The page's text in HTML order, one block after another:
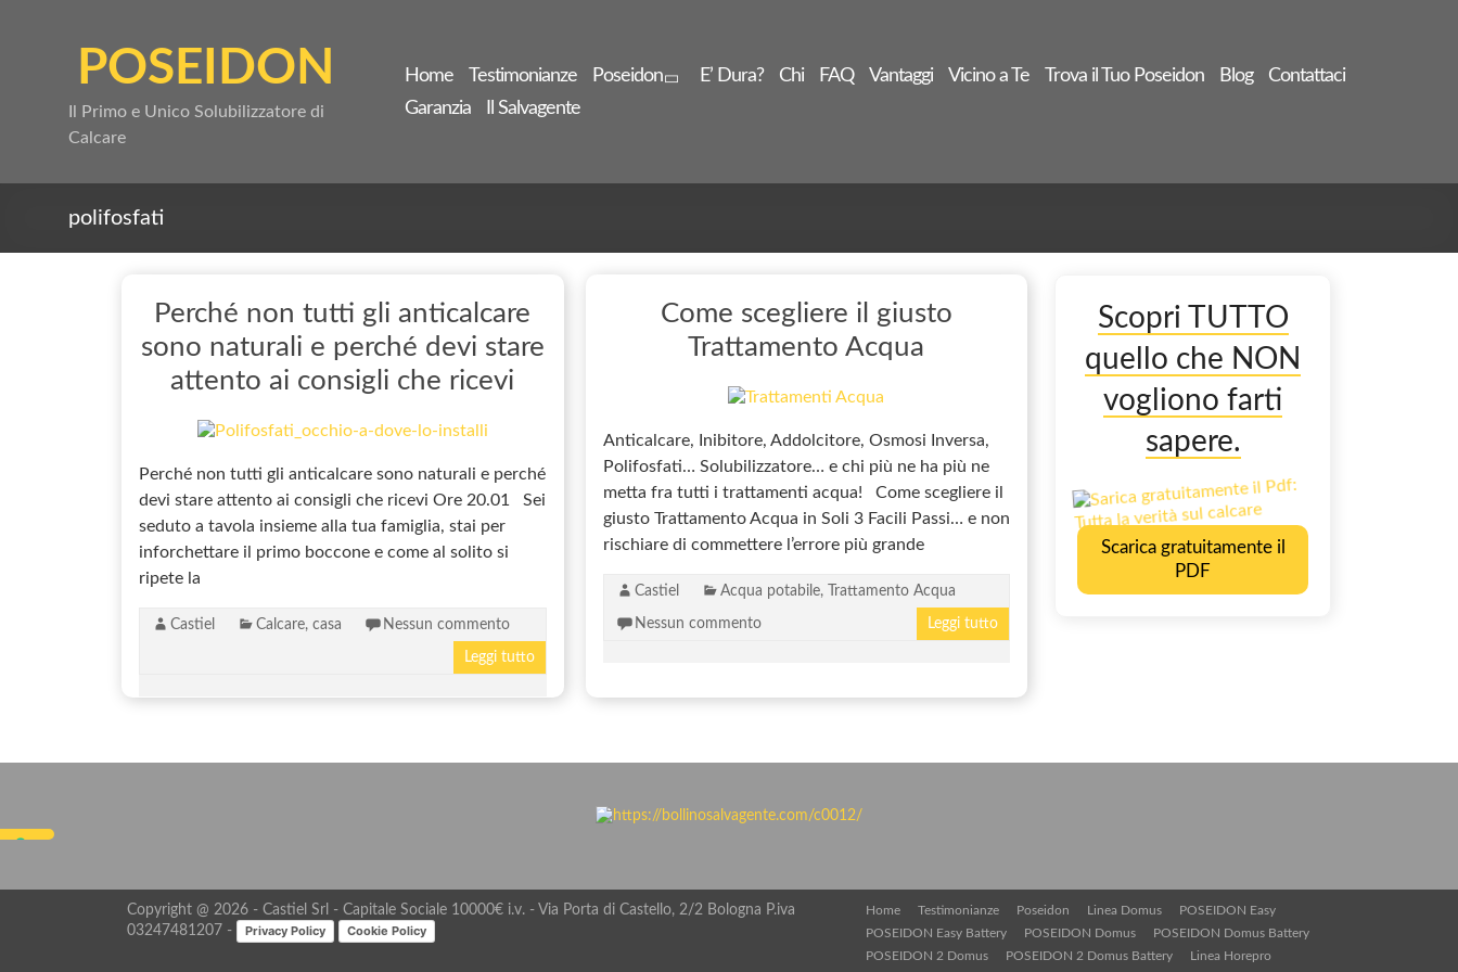
POSEIDON
Il Primo e Unico Solubilizzatore di
Calcare
Home Testimonianze Poseidon E’ Dura? Chi FAQ Vantaggi Vicino a Te Trova il Tuo Poseidon Blog
Contattaci
Garanzia
Il Salvagente
polifosfati
Perché non tutti gli anticalcare
sono naturali e perché devi stare
attento ai consigli che ricevi
Perché non tutti gli anticalcare sono naturali e perché
devi stare attento ai consigli che ricevi Ore 20.01 Sei
seduto a tavola insieme alla tua famiglia, stai per
inforchettare il primo boccone e come al solito si
ripete la
Castiel Calcare, casa Nessun commento
Leggi tutto
Come scegliere il giusto
Trattamento Acqua
Anticalcare, Inibitore, Addolcitore, Osmosi Inversa,
Polifosfati… Solubilizzatore… e chi più ne ha più ne
metta fra tutti i trattamenti acqua! Come scegliere il
giusto Trattamento Acqua in Soli 3 Facili Passi… e non
rischiare di commettere l’errore più grande
Castiel Acqua potabile, Trattamento Acqua
Nessun commento Leggi tutto
Scopri TUTTO
quello che NON
vogliono farti
sapere.
Scarica gratuitamente il
PDF
Copyright @ 2026 - Castiel Srl - Capitale Sociale 10000€ i.v. - Via Porta di Castello, 2/2 Bologna P.iva
03247481207 -
Privacy Policy Cookie Policy
Home Testimonianze Poseidon Linea Domus
POSEIDON Easy
POSEIDON Easy Battery
POSEIDON Domus
POSEIDON Domus Battery
POSEIDON 2 Domus
POSEIDON 2 Domus Battery Linea Horepro